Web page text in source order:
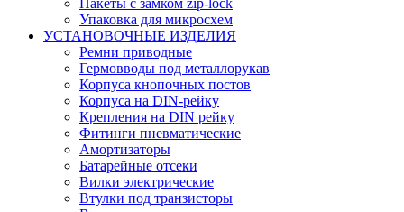
Упаковка для микросхем
УСТАНОВОЧНЫЕ ИЗДЕЛИЯ
Ремни приводные
Гермовводы под металлорукав
Корпуса кнопочных постов
Корпуса на DIN-рейку
Крепления на DIN рейку
Фитинги пневматические
Амортизаторы
Батарейные отсеки
Вилки электрические
Втулки под транзисторы